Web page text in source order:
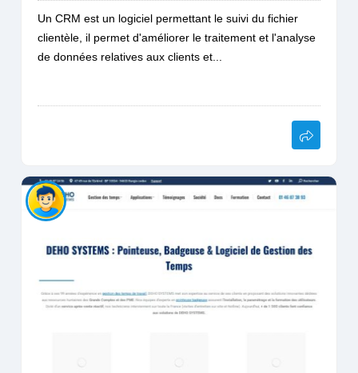
Un CRM est un logiciel permettant le suivi du fichier
clientèle, il permet d'améliorer le traitement et l'analyse
de données relatives aux clients et...